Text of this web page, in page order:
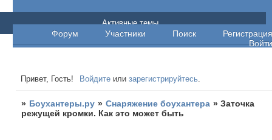
Боухантеры.ру
Форум Участники Поиск
Регистрация
Войти
Активные темы
Привет, Гость! Войдите илизарегистрируйтесь.
» Боухантеры.ру » Снаряжение боухантера »Заточка
режущей кромки. Как это может быть